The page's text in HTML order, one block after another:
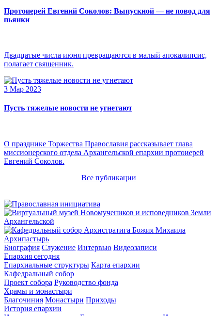
Протоиерей Евгений Соколов: Выпускной — не повод для
пьянки
Двадцатые числа июня превращаются в малый апокалипсис,
полагает священник.
3 Мар 2023
Пусть тяжелые новости не угнетают
О празднике Торжества Православия рассказывает глава
миссионерского отдела Архангельской епархии протоиерей
Евгений Соколов.
Все публикации
Архипастырь
Биография Служение Интервью Видеозаписи
Епархия сегодня
Епархиальные структуры Карта епархии
Кафедральный собор
Проект собора Руководство фонда
Храмы и монастыри
Благочиния Монастыри Приходы
История епархии